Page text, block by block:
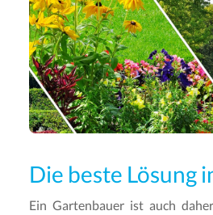
Die beste Lösung
Ein Gartenbauer ist auch